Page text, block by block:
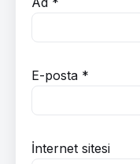
E-posta *
İnternet sitesi